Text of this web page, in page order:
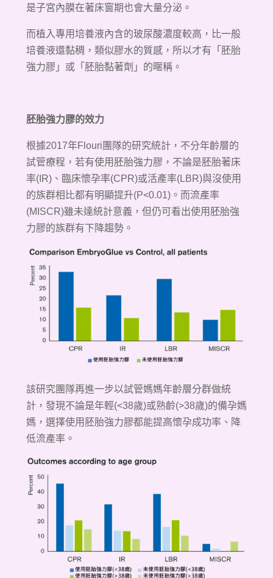
是子宮內膜在著床窗期也會大量分泌。
而植入專用培養液內含的玻尿酸濃度較高，比一般
培養液還黏稠，類似膠水的質感，所以才有「胚胎
強力膠」或「胚胎黏著劑」的暱稱。
胚胎強力膠的效力
根據2017年Flouri團隊的研究統計，不分年齡層的
試管療程，若有使用胚胎強力膠，不論是胚胎著床
率(IR)、臨床懷孕率(CPR)或活產率(LBR)與沒使用
的族群相比都有明顯提升(P<0.01)。而流產率
(MISCR)雖未達統計意義，但仍可看出使用胚胎強
力膠的族群有下降趨勢。
該研究團隊再進一步以試管媽媽年齡層分群做統
計，發現不論是年輕(<38歲)或熟齡(>38歲)的備孕媽
媽，選擇使用胚胎強力膠都能提高懷孕成功率、降
低流產率。